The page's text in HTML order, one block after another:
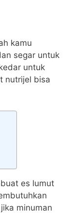
kamu
segar untuk
untuk
nutrijel bisa
es lumut
minuman